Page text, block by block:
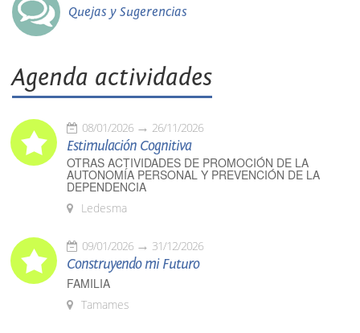
Quejas y Sugerencias
Agenda actividades
08/01/2026 26/11/2026
Estimulación Cognitiva
OTRAS ACTIVIDADES DE PROMOCIÓN DE LA
AUTONOMÍA PERSONAL Y PREVENCIÓN DE LA
DEPENDENCIA
Ledesma
09/01/2026 31/12/2026
Construyendo mi Futuro
FAMILIA
Tamames